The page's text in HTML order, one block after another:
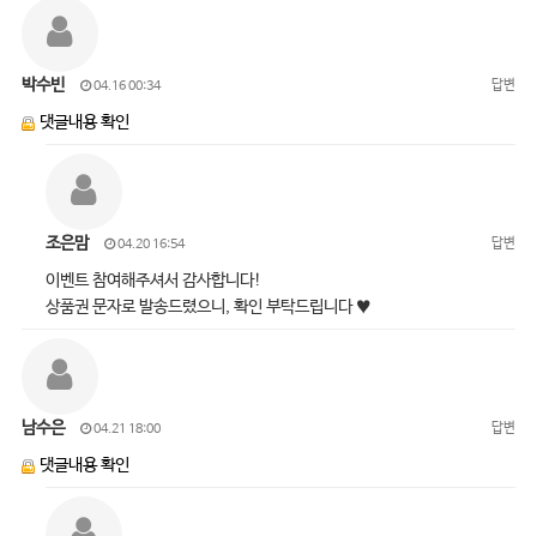
박수빈 04.16 00:34 답변
댓글내용 확인
조은맘 04.20 16:54 답변
이벤트 참여해주셔서 감사합니다!
상품권 문자로 발송드렸으니, 확인 부탁드립니다 ♥
남수은 04.21 18:00 답변
댓글내용 확인